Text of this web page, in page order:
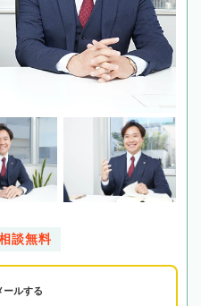
談無料
ールする